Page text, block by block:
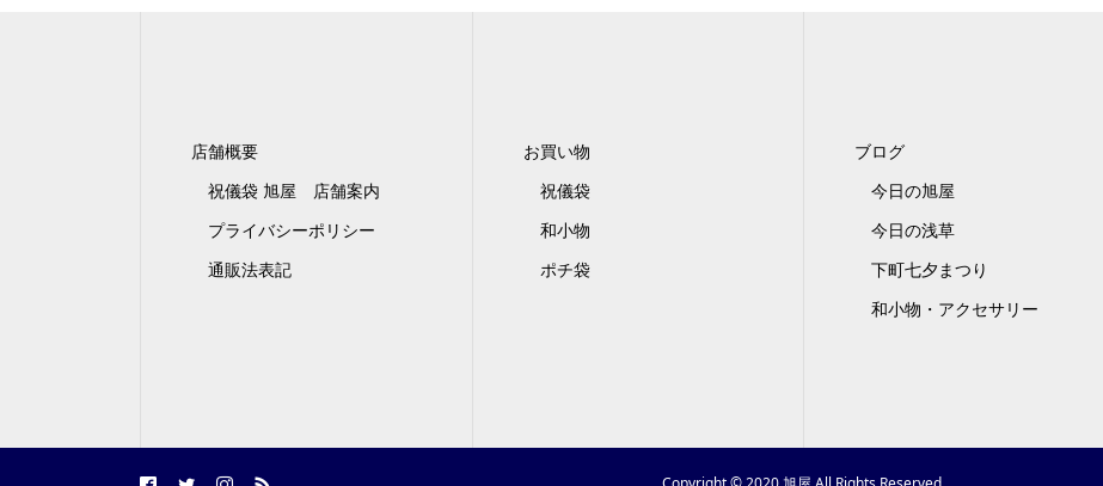
店舗概要
祝儀袋 旭屋 店舗案内
プライバシーポリシー
通販法表記
お買い物
祝儀袋
和小物
ポチ袋
ブログ
今日の旭屋
今日の浅草
下町七夕まつり
和小物・アクセサリー